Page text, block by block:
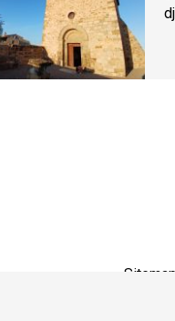
Sitemap